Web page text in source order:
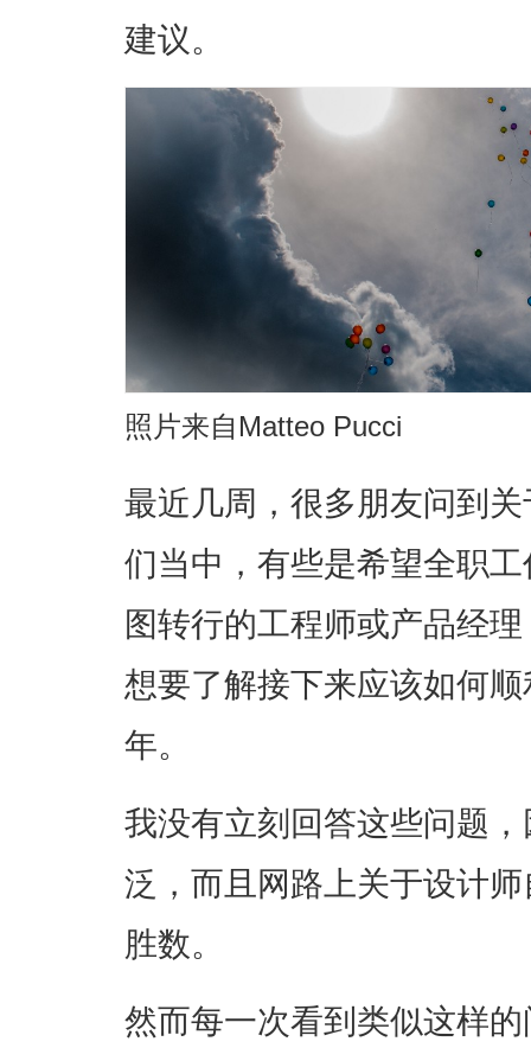
建议。
照片来自Matteo Pucci
最近几周，很多朋友问到
们当中，有些是希望全职
图转行的工程师或产品经
想要了解接下来应该如何
年。
我没有立刻回答这些问题
泛，而且网路上关于设计
胜数。
然而每一次看到类似这样